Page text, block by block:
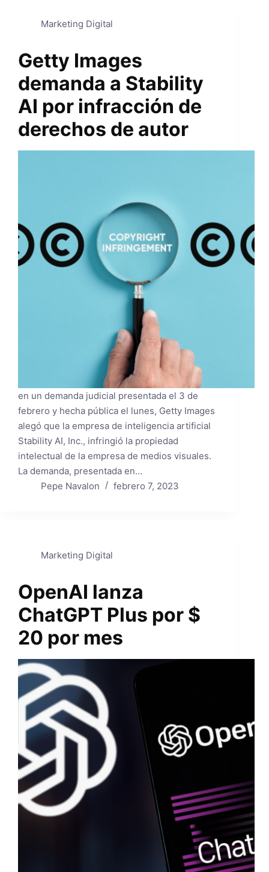
Marketing Digital
Getty Images
demanda a Stability
AI por infracción de
derechos de autor
en un demanda judicial presentada el 3 de
febrero y hecha pública el lunes, Getty Images
alegó que la empresa de inteligencia artificial
Stability AI, Inc., infringió la propiedad
intelectual de la empresa de medios visuales.
La demanda, presentada en…
Pepe Navalon
febrero 7, 2023
Marketing Digital
OpenAI lanza
ChatGPT Plus por $
20 por mes